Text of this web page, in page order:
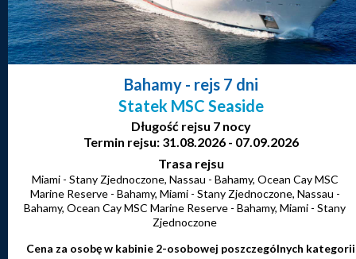
Bahamy- rejs 7 dni
Statek MSC Seaside
Długość rejsu 7 nocy
Termin rejsu: 31.08.2026 - 07.09.2026
Trasa rejsu
Miami - Stany Zjednoczone, Nassau - Bahamy, Ocean Cay MSC
Marine Reserve - Bahamy, Miami - Stany Zjednoczone, Nassau -
Bahamy, Ocean Cay MSC Marine Reserve - Bahamy, Miami - Stany
Zjednoczone
Cena za osobę w kabinie 2-osobowej poszczególnych kategorii